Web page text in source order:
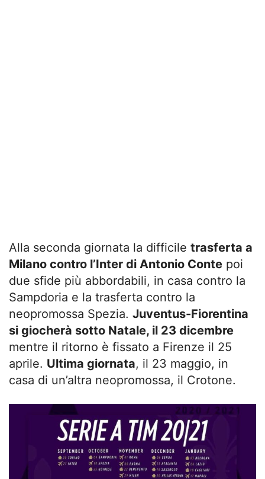
Alla seconda giornata la difficile trasferta a
Milano contro l’Inter di Antonio Conte poi
due sfide più abbordabili, in casa contro la
Sampdoria e la trasferta contro la
neopromossa Spezia. Juventus-Fiorentina
si giocherà sotto Natale, il 23 dicembre
mentre il ritorno è fissato a Firenze il 25
aprile. Ultima giornata, il 23 maggio, in
casa di un’altra neopromossa, il Crotone.